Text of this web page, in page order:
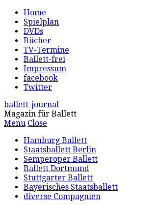
Home
Spielplan
DVDs
Bücher
TV-Termine
Ballett-frei
Impressum
facebook
Twitter
ballett-journal
Magazin für Ballett
Menu Close
Hamburg Ballett
Staatsballett Berlin
Semperoper Ballett
Ballett Dortmund
Stuttgarter Ballett
Bayerisches Staatsballett
diverse Compagnien